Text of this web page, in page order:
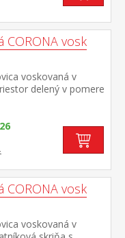
CORONA vosk
voskovaná v
delený v pomere
tyč a polica, užšia
časti 1 veľká a 1
ozdobné
CORONA
Corona
CORONA vosk
voskovaná v